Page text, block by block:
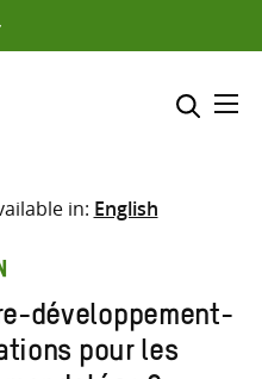
Sélectionner l’emplacement
termes
in: English
développement-
pour les